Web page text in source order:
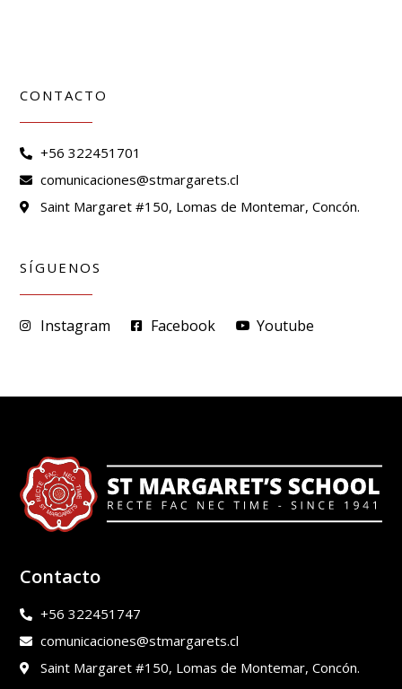
CONTACTO
+56 322451701
comunicaciones@stmargarets.cl
Saint Margaret #150, Lomas de Montemar, Concón.
SÍGUENOS
Instagram Facebook Youtube
Contacto
+56 322451747
comunicaciones@stmargarets.cl
Saint Margaret #150, Lomas de Montemar, Concón.